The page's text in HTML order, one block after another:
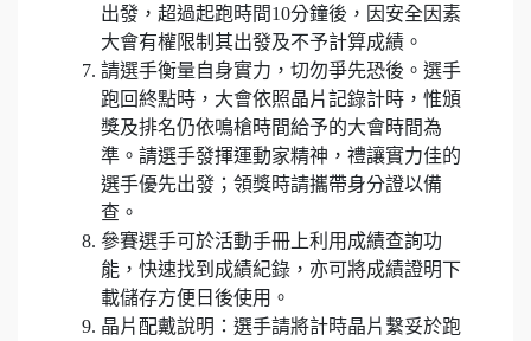
出發，超過起跑時間10分鐘後，因安全因素
大會有權限制其出發及不予計算成績。
請選手衡量自身實力，切勿爭先恐後。選手
跑回終點時，大會依照晶片記錄計時，惟頒
獎及排名仍依鳴槍時間給予的大會時間為
準。請選手發揮運動家精神，禮讓實力佳的
選手優先出發；領獎時請攜帶身分證以備
查。
參賽選手可於活動手冊上利用成績查詢功
能，快速找到成績紀錄，亦可將成績證明下
載儲存方便日後使用。
晶片配戴說明：選手請將計時晶片繫妥於跑